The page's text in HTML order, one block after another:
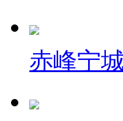
赤峰宁